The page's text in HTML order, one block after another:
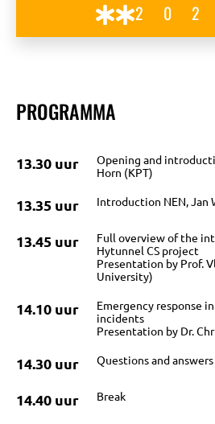
OVER
PROGRAMMA
13.30 uur
Opening and
Horn (KPT)
13.35 uur Introduction NEN, Jan
13.45 uur
Full overview of the
Hytunnel CS project
Presentation by Prof.
University)
14.10 uur
Emergency response
incidents
Presentation by Dr.
14.30 uur Questions and answers
14.40 uur Break